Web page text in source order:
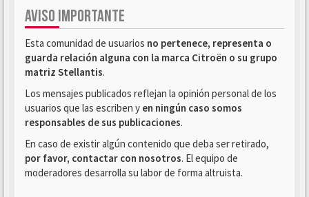
AVISO IMPORTANTE
Esta comunidad de usuarios no pertenece, representa o
guarda relación alguna con la marca Citroën o su grupo
matriz Stellantis.
Los mensajes publicados reflejan la opinión personal de los
usuarios que las escriben y en ningún caso somos
responsables de sus publicaciones.
En caso de existir algún contenido que deba ser retirado,
por favor, contactar con nosotros. El equipo de
moderadores desarrolla su labor de forma altruista.